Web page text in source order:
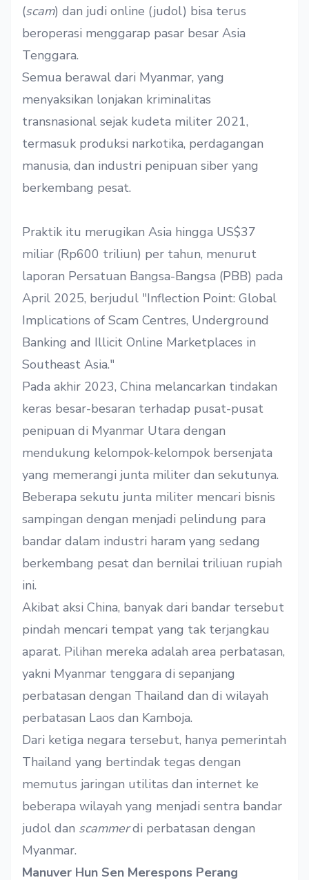
(scam) dan judi online (judol) bisa terus
beroperasi menggarap pasar besar Asia
Tenggara.
Semua berawal dari Myanmar, yang
menyaksikan lonjakan kriminalitas
transnasional sejak kudeta militer 2021,
termasuk produksi narkotika, perdagangan
manusia, dan industri penipuan siber yang
berkembang pesat.
Praktik itu merugikan Asia hingga US$37
miliar (Rp600 triliun) per tahun, menurut
laporan Persatuan Bangsa-Bangsa (PBB) pada
April 2025, berjudul "Inflection Point: Global
Implications of Scam Centres, Underground
Banking and Illicit Online Marketplaces in
Southeast Asia."
Pada akhir 2023, China melancarkan tindakan
keras besar-besaran terhadap pusat-pusat
penipuan di Myanmar Utara dengan
mendukung kelompok-kelompok bersenjata
yang memerangi junta militer dan sekutunya.
Beberapa sekutu junta militer mencari bisnis
sampingan dengan menjadi pelindung para
bandar dalam industri haram yang sedang
berkembang pesat dan bernilai triliuan rupiah
ini.
Akibat aksi China, banyak dari bandar tersebut
pindah mencari tempat yang tak terjangkau
aparat. Pilihan mereka adalah area perbatasan,
yakni Myanmar tenggara di sepanjang
perbatasan dengan Thailand dan di wilayah
perbatasan Laos dan Kamboja.
Dari ketiga negara tersebut, hanya pemerintah
Thailand yang bertindak tegas dengan
memutus jaringan utilitas dan internet ke
beberapa wilayah yang menjadi sentra bandar
judol dan scammerdi perbatasan dengan
Myanmar.
Manuver Hun Sen Merespons Perang